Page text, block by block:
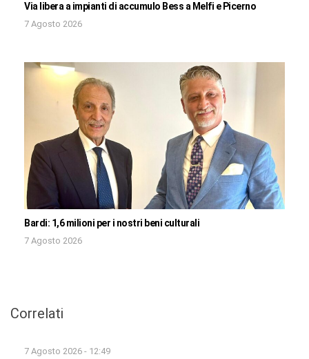
Via libera a impianti di accumulo Bess a Melfi e Picerno
7 Agosto 2026
Bardi: 1,6 milioni per i nostri beni culturali
7 Agosto 2026
Correlati
7 Agosto 2026 - 12:49